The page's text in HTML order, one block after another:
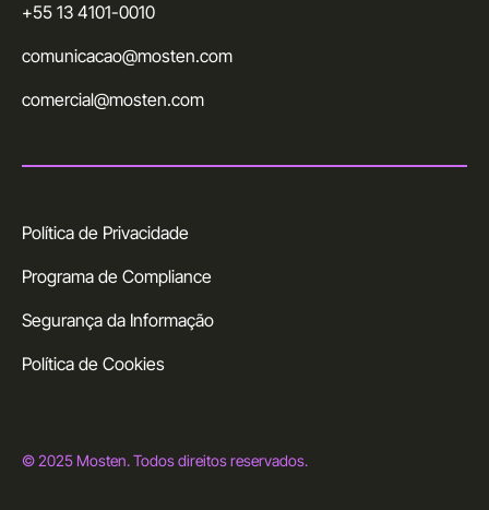
+55 13 4101-0010
comunicacao@mosten.com
comercial@mosten.com
Política de Privacidade
Programa de Compliance
Segurança da Informação
Política de Cookies
© 2025 Mosten. Todos direitos reservados.